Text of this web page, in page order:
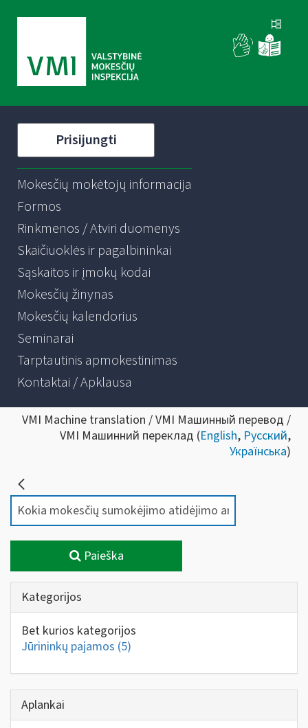
Prisijungti
Mokesčių mokėtojų informacija
Formos
Rinkmenos / Atviri duomenys
Skaičiuoklės ir pagalbininkai
Sąskaitos ir įmokų kodai
Mokesčių žinynas
Mokesčių kalendorius
Seminarai
Tarptautinis apmokestinimas
Kontaktai / Apklausa
VMI Machine translation / VMI Машинный перевод /
VMI Машинний переклад (English, Русский,
Українська)
Paieška
Kategorijos
Bet kurios kategorijos
Jūrininkų pajamos (5)
Aplankai